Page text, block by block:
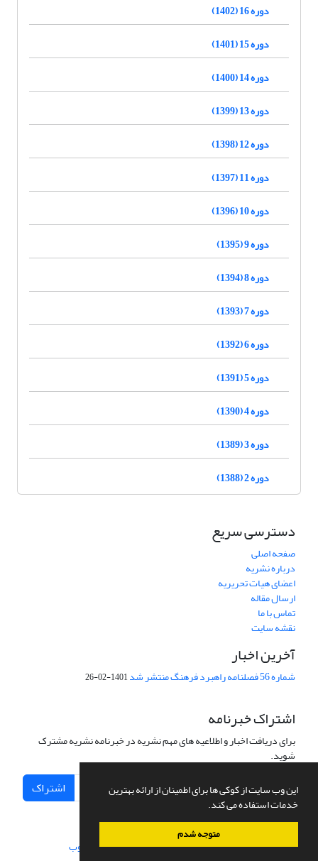
این وب سایت از کوکی ها برای اطمینان از ارائه بهترین
خدمات استفاده می کند.
متوجه شدم
دوره 16 (1402)
دوره 15 (1401)
دوره 14 (1400)
دوره 13 (1399)
دوره 12 (1398)
دوره 11 (1397)
دوره 10 (1396)
دوره 9 (1395)
دوره 8 (1394)
دوره 7 (1393)
دوره 6 (1392)
دوره 5 (1391)
دوره 4 (1390)
دوره 3 (1389)
دوره 2 (1388)
دسترسی سریع
صفحه اصلی
درباره نشریه
اعضای هیات تحریریه
ارسال مقاله
تماس با ما
نقشه سایت
آخرین اخبار
شماره 56 فصلنامه راهبرد فرهنگ منتشر شد 1401-02-26
اشتراک خبرنامه
برای دریافت اخبار و اطلاعیه های مهم نشریه در خبرنامه نشریه مشترک
شوید.
اشتراک
سامانه مدیریت نشریات علمی.طراحی و پیاده سازی از سیناوب